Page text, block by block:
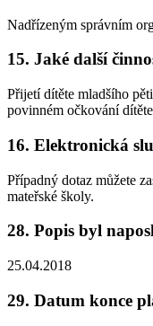
Nadřízeným správním
15. Jaké další
Přijetí dítěte mladšího
povinném očkování
16. Elektronická
Případný dotaz můžete
mateřské školy.
28. Popis byl
25.04.2018
29. Datum konce